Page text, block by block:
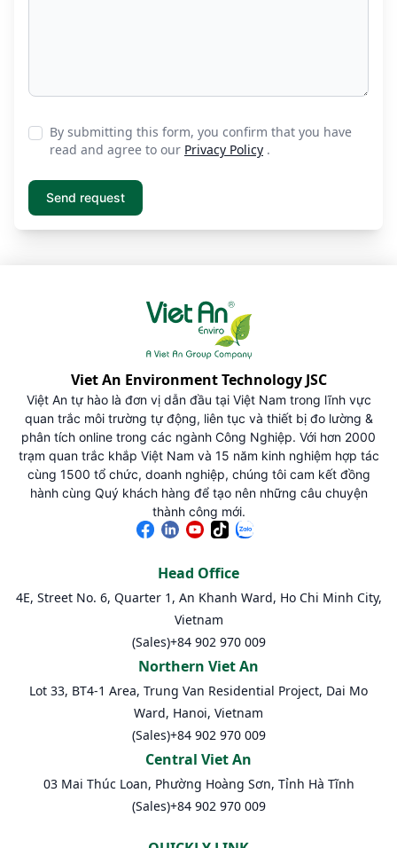
By submitting this form, you confirm that you have
read and agree to our Privacy Policy .
Viet An Environment Technology JSC
Việt An tự hào là đơn vị dẫn đầu tại Việt Nam trong lĩnh vực
quan trắc môi trường tự động, liên tục và thiết bị đo lường &
phân tích online trong các ngành Công Nghiệp. Với hơn 2000
trạm quan trắc khắp Việt Nam và 15 năm kinh nghiệm hợp tác
cùng 1500 tổ chức, doanh nghiệp, chúng tôi cam kết đồng
hành cùng Quý khách hàng để tạo nên những câu chuyện
thành công mới.
Head Office
4E, Street No. 6, Quarter 1, An Khanh Ward, Ho Chi Minh City,
Vietnam
(Sales)+84 902 970 009
Northern Viet An
Lot 33, BT4-1 Area, Trung Van Residential Project, Dai Mo
Ward, Hanoi, Vietnam
(Sales)+84 902 970 009
Central Viet An
03 Mai Thúc Loan, Phường Hoàng Sơn, Tỉnh Hà Tĩnh
(Sales)+84 902 970 009